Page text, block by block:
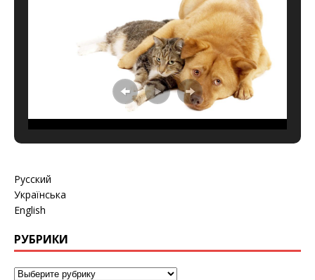
Русский
Українська
English
РУБРИКИ